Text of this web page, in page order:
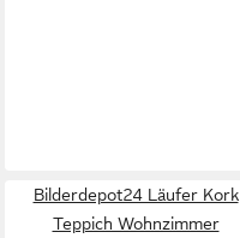
Bilderdepot24 Läufer Kork
Teppich Wohnzimmer